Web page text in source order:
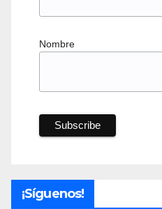
Nombre
¡Síguenos!